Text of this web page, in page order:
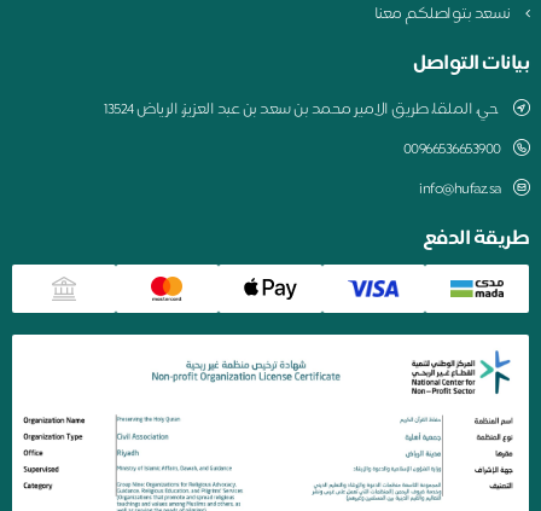
بتواصلكم معنا
التواصل
حي، الملقا، طريق الامير محمد بن سعد بن عبد العزيز، الرياض 13524
00966536653900
info@hufaz.sa
الدفع